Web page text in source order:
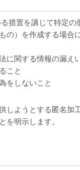
置を講じて特定
）を作成する場合
に関する情報の漏え
こと
をしないこと
しようとする匿名
を明示します。